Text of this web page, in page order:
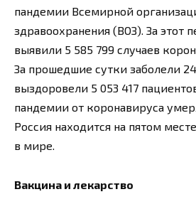
пандемии Всемирной
здравоохранения (ВОЗ). За этот
выявили 5 585 799 случаев
За прошедшие сутки заболели
выздоровели 5 053 417
пандемии от коронавируса
Россия находится на пятом
в мире.
Вакцина и лекарство